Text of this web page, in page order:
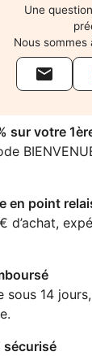
Une
Nous

sur votre
en point
d’achat,
sous 14
sécurisé